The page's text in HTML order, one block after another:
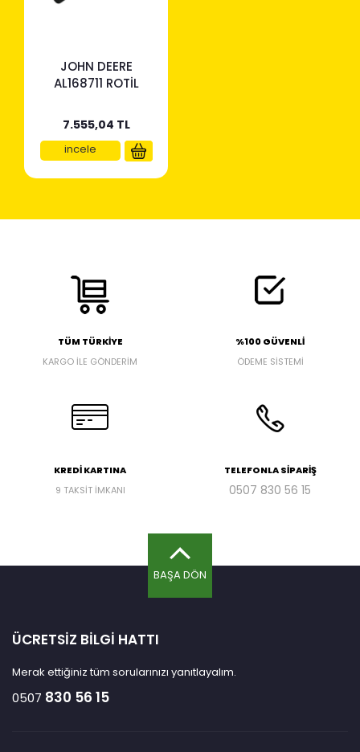
JOHN DEERE
AL168711 ROTİL
7.555,04 TL
incele
TÜM TÜRKİYE
KARGO İLE GÖNDERİM
%100 GÜVENLİ
ÖDEME SİSTEMİ
KREDİ KARTINA
9 TAKSİT İMKANI
TELEFONLA SİPARİŞ
0507 830 56 15
BAŞA DÖN
ÜCRETSİZ BİLGİ HATTI
Merak ettiğiniz tüm sorularınızı yanıtlayalım.
0507 830 56 15